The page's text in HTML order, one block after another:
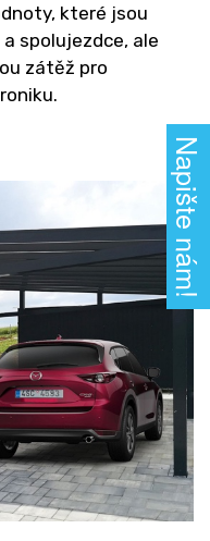
které jsou
spolujezdce, ale
zátěž pro
Napište nám!